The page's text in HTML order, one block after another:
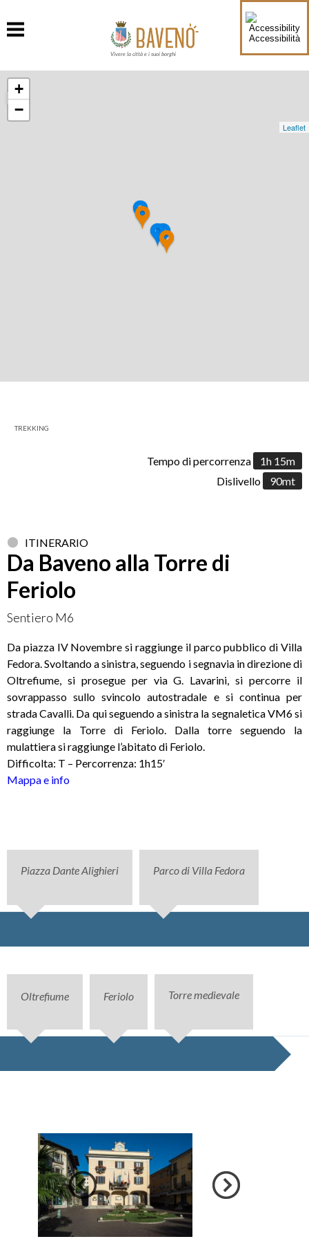
Accessibilità
Vivere la città e i suoi borghi
+
−
Leaflet
TREKKING
Tempo di percorrenza
1h 15m
Dislivello
90mt
ITINERARIO
Da Baveno alla Torre di
Feriolo
Sentiero M6
Da piazza IV Novembre si raggiunge il parco pubblico di Villa
Fedora. Svoltando a sinistra, seguendo i segnavia in direzione di
Oltrefiume, si prosegue per via G. Lavarini, si percorre il
sovrappasso sullo svincolo autostradale e si continua per
strada Cavalli. Da qui seguendo a sinistra la segnaletica VM6 si
raggiunge la Torre di Feriolo. Dalla torre seguendo la
mulattiera si raggiunge l’abitato di Feriolo.
Difficolta: T – Percorrenza: 1h15′
Mappa e info
Piazza Dante Alighieri Parco di Villa Fedora
Oltrefiume Feriolo Torre medievale